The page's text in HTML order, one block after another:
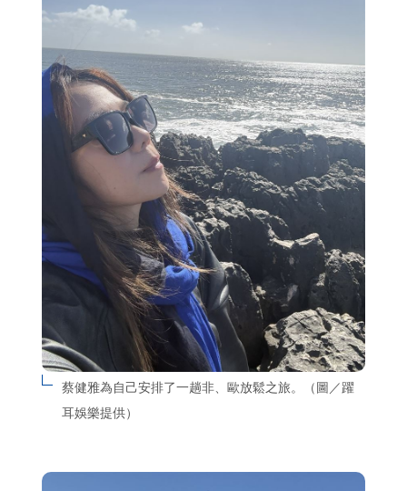
蔡健雅為自己安排了一趟非、歐放鬆之旅。（圖／躍
耳娛樂提供）